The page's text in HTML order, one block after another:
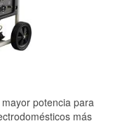
potencia para
más